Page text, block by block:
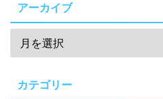
アーカイブ
カテゴリー